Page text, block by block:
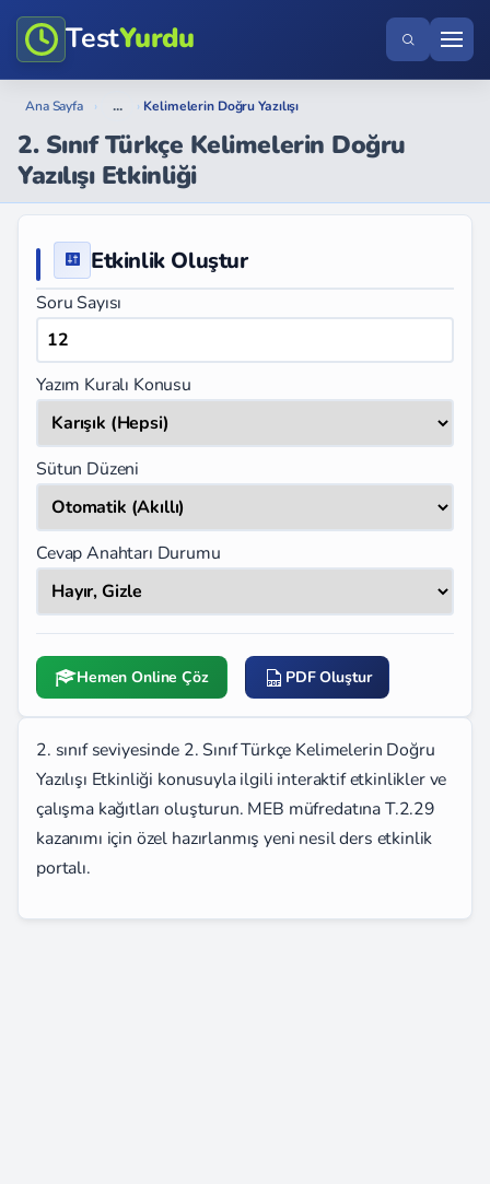
TestYurdu
Ana Sayfa › ... › Kelimelerin Doğru Yazılışı
2. Sınıf Türkçe Kelimelerin Doğru
Yazılışı Etkinliği
Etkinlik Oluştur
Soru Sayısı
Yazım Kuralı Konusu
Sütun Düzeni
Cevap Anahtarı Durumu
Hemen Online Çöz PDF Oluştur
2. sınıf seviyesinde 2. Sınıf Türkçe Kelimelerin Doğru
Yazılışı Etkinliği konusuyla ilgili interaktif etkinlikler ve
çalışma kağıtları oluşturun. MEB müfredatına T.2.29
kazanımı için özel hazırlanmış yeni nesil ders etkinlik
portalı.